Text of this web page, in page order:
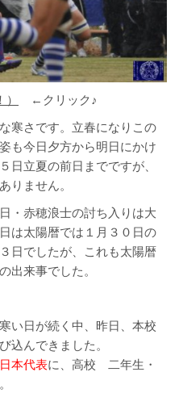
←クリック♪
寒さです。立春になりこの
も今日夕方から明日にかけ
日立夏の前日までですが、
りません。
・赤穂浪士の討ち入りは大
は太陽暦では１月３０日の
日でしたが、これも太陽暦
の出来事でした。
い日が続く中、昨日、本校
込んできました。
本代表に、高校 二年生・